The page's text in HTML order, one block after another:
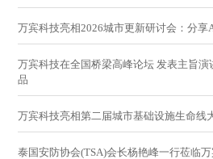
万宾科技亮相2026城市更新研讨会：分享
万宾科技在全国桥梁高峰论坛 发表主旨
品
万宾科技亮相第二届城市基础设施生命线
泰国安防协会(TSA)会长杨艳峰一行莅临